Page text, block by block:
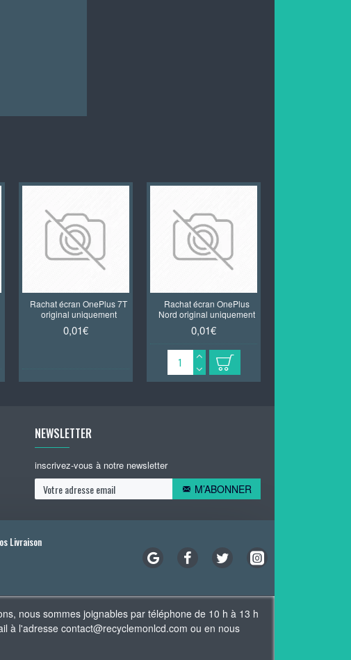
Rachat écran OnePlus 7T
original uniquement
0,01€
Rachat écran OnePlus
Nord original uniquement
0,01€
NEWSLETTER
inscrivez-vous à notre newsletter
M’ABONNER
Livraison
nous sommes joignables par téléphone de 10 h à 13 h
à l'adresse contact@recyclemonlcd.com ou en nous